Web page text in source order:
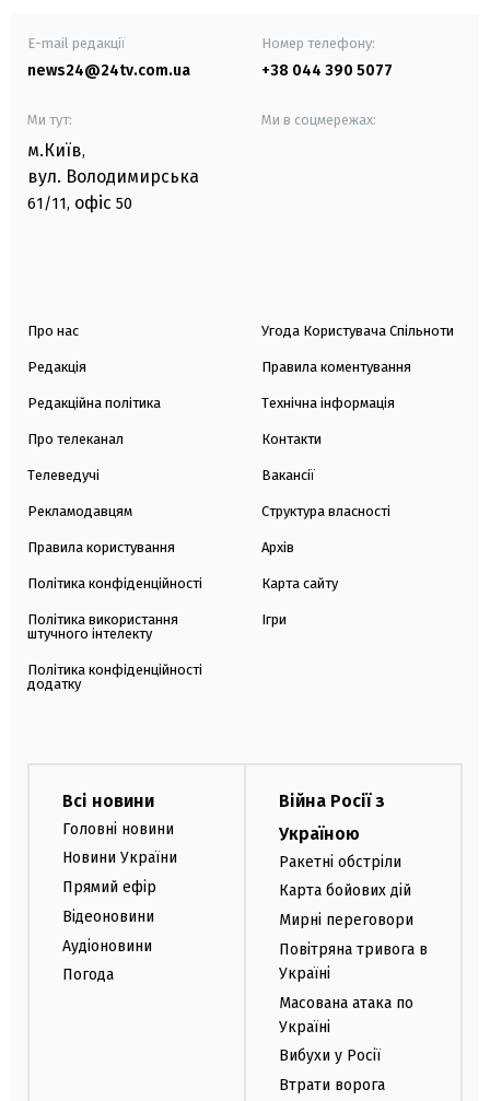
E-mail редакції
news24@24tv.com.ua
Номер телефону:
+38 044 390 5077
Ми тут:
м.Київ,
вул. Володимирська
61/11, офіс 50
Ми в соцмережах:
Про нас
Редакція
Редакційна політика
Про телеканал
Телеведучі
Рекламодавцям
Правила користування
Політика конфіденційності
Політика використання
штучного інтелекту
Політика конфіденційності
додатку
Угода Користувача Спільноти
Правила коментування
Технічна інформація
Контакти
Вакансії
Структура власності
Архів
Карта сайту
Ігри
Всі новини
Головні новини
Новини України
Прямий ефір
Відеоновини
Аудіоновини
Погода
Війна Росії з
Україною
Ракетні обстріли
Карта бойових дій
Мирні переговори
Повітряна тривога в
Україні
Масована атака по
Україні
Вибухи у Росії
Втрати ворога